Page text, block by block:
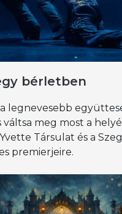
bérletben
legnevesebb
meg most a
Társulat és a
premierjeire.